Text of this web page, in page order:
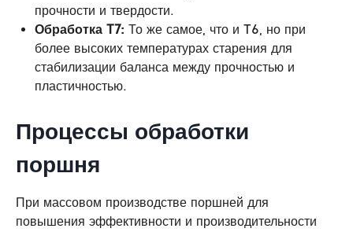
прочности и твердости.
Обработка T7: То же самое, что и T6, но при
более высоких температурах старения для
стабилизации баланса между прочностью и
пластичностью.
Процессы обработки
поршня
При массовом производстве поршней для
повышения эффективности и производительности